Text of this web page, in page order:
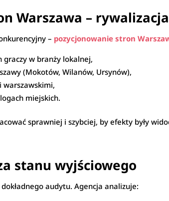
Warszawa –
– pozycjonowanie stron
graczy w branży lokalnej,
(Mokotów, Wilanów, Ursynów),
miejskich.
sprawniej i szybciej, by efekty były
stanu wyjściowego
audytu. Agencja analizuje: